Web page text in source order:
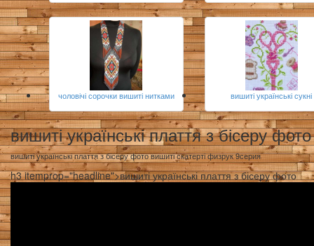
чоловічі сорочки вишиті нитками вишиті українські сукні
вишиті українські плаття з бісеру фото
вишиті українські плаття з бісеру фото вишиті скатерті физрук 9серия
h3 itemprop="headline">вишиті українські плаття з бісеру фото